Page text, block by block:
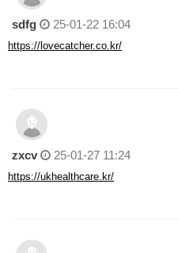
sdfg 25-01-22 16:04
https://lovecatcher.co.kr/
zxcv 25-01-27 11:24
https://ukhealthcare.kr/